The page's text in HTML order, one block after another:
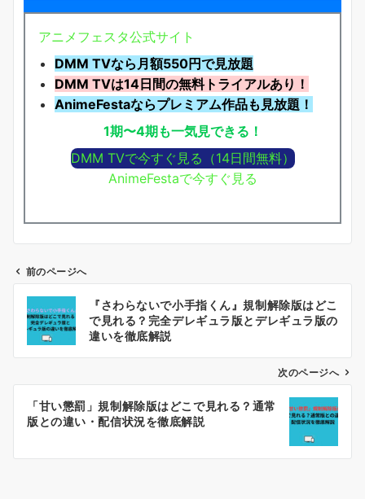
アニメフェスタ公式サイト
DMM TVなら月額550円で見放題
DMM TVは14日間の無料トライアルあり！
AnimeFestaならプレミアム作品も見放題！
1期〜4期も一気見できる！
DMM TVで今すぐ見る（14日間無料）
AnimeFestaで今すぐ見る
ン
前のページへ
『さわらないで小手指くん』規制解除版はどこ
で見れる？完全デレギュラ版とデレギュラ版の
違いを徹底解説
次のページへ
「甘い懲罰」規制解除版はどこで見れる？通常
版との違い・配信状況を徹底解説